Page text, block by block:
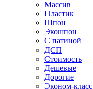
Массив
Пластик
Шпон
Экошпон
С патиной
ДСП
Стоимость
Дешевые
Дорогие
Эконом-класс